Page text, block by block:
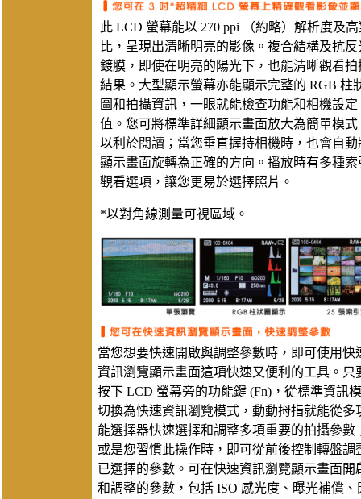
此 LCD 螢幕能以 270 ppi （約略）解析度及
比，呈現出清晰明亮的影像。複合結構及抗反
鍍膜，即使在明亮的陽光下，也能清晰觀看拍
結果。大型顯示螢幕亦能顯示完整的 RGB 柱
圖和拍攝資訊，一眼就能檢查功能和相機設定
值。您可將標準詳細顯示畫面放大為簡單模式
以利於閱讀；當您垂直握持相機時，也會自動
顯示畫面旋轉為正確的方向。播放時有多種索
觀看選項，讓您更易於選擇照片。
*以對角線測量可視區域。
當您想要快速開啟與調整參數時，即可使用快
資訊瀏覽顯示畫面這項快速又便利的工具。只
按下 LCD 螢幕旁的功能鍵 (Fn)，從標準資訊
切換為快速資訊瀏覽模式，動動拇指就能從多
能選擇器快速選擇和調整多項重要的拍攝參數
或是您習慣此操作時，即可從前後控制轉盤調
已選擇的參數。可在快速資訊瀏覽顯示畫面開
和調整的參數，包括 ISO 感光度、曝光補償、